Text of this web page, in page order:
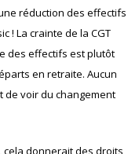
réduction des effectifs
! La crainte de la CGT
des effectifs est plutôt
en retraite. Aucun
de voir du changement
cela donnerait des droits